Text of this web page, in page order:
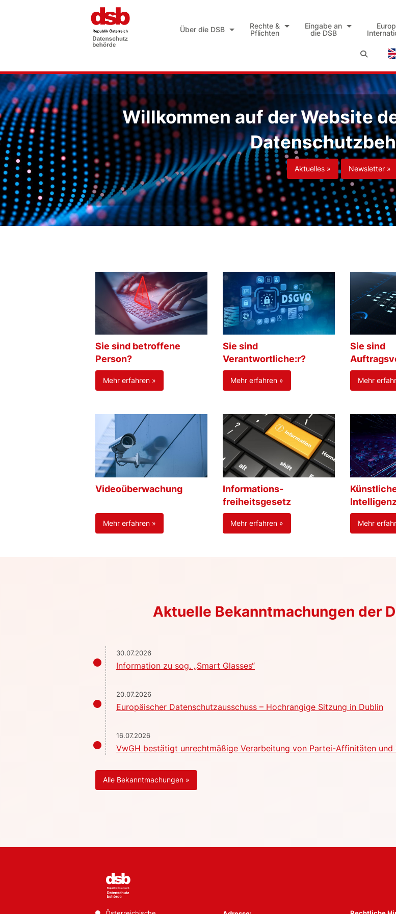
Über die DSB
Rechte &
Pflichten
Eingabe an
die DSB
Willkommen auf der Website
Aktuelles » Newsletter »
Sie sind betroffene
Person?
Mehr erfahren »
Sie sind
Verantwortliche:r?
Mehr erfahren »
Sie sind
Mehr
Videoüberwachung
Mehr erfahren »
Informations-
freiheitsgesetz
Mehr erfahren » Mehr
Aktuelle Bekanntmachungen der
30.07.2026
Information zu sog. „Smart Glasses“
20.07.2026
Europäischer Datenschutzausschuss – Hochrangige Sitzung in Dublin
16.07.2026
VwGH bestätigt unrechtmäßige Verarbeitung von Partei-Affinitäten
Alle Bekanntmachungen »